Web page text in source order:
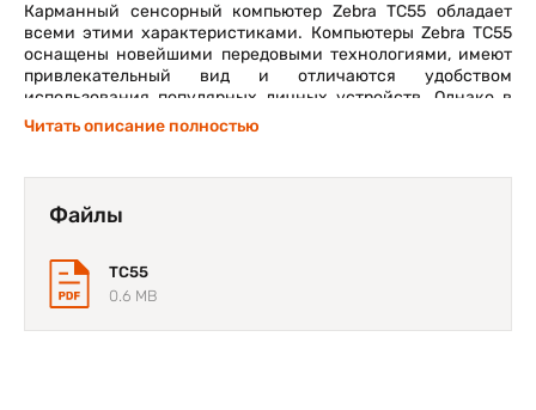
Карманный сенсорный компьютер Zebra TC55 обладает
всеми этими характеристиками. Компьютеры Zebra TC55
оснащены новейшими передовыми технологиями, имеют
привлекательный вид и отличаются удобством
использования популярных личных устройств. Однако в
отличие от эквивалентов потребительского уровня эти
Компьютеры Zebra TC55 рассчитаны на работу в
промышленной среде, поэтому их выход из строя менее
вероятен при использовании на выезде. Меньшая
что еще более важно, повышение производительности и
прибыльности.
Читать описание полностью
Файлы
TC55
0.6 MB